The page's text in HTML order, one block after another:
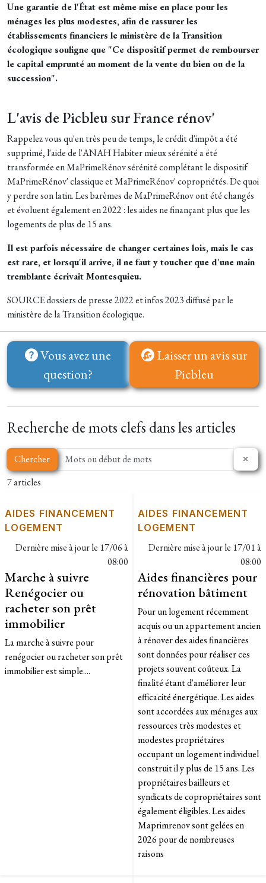
Une garantie de l'État est même mise en place pour les
ménages les plus modestes, afin de rassurer les
établissements financiers le ministère de la Transition
écologique souligne que "Ce dispositif permet de rembourser
le capital emprunté au moment de la vente du bien ou de la
succession".
L'avis de Picbleu sur France rénov'
Rappelez vous qu'en très peu de temps, le crédit d'impôt a été
supprimé, l'aide de l'ANAH Habiter mieux sérénité a été
transformée en MaPrimeRénov sérénité complétant le dispositif
MaPrimeRénov' classique et MaPrimeRénov' copropriétés. De quoi
y perdre son latin. Les barèmes de MaPrimeRénov ont été changés
et évoluent également en 2022 : les aides ne finançant plus que les
logements de plus de 15 ans.
Il est parfois nécessaire de changer certaines lois, mais le cas
est rare, et lorsqu'il arrive, il ne faut y toucher que d'une main
tremblante écrivait Montesquieu.
SOURCE dossiers de presse 2022 et infos 2023 diffusé par le
ministère de la Transition écologique.
Vous avez une
question?
Laisser un avis sur
Picbleu
Recherche de mots clefs dans les articles
Chercher
7 articles
AIDES FINANCEMENT
LOGEMENT
Dernière mise à jour le 17/06 à
08:00
Marche à suivre
Renégocier ou
racheter son prêt
immobilier
La marche à suivre pour
renégocier ou racheter son prêt
immobilier est simple....
AIDES FINANCEMENT
LOGEMENT
Dernière mise à jour le 17/01 à
08:00
Aides financières pour
rénovation bâtiment
Pour un logement récemment
acquis ou un appartement ancien
à rénover des aides financières
sont données pour réaliser ces
projets souvent coûteux. La
finalité étant d'améliorer leur
efficacité énergétique. Les aides
sont accordées aux ménages aux
ressources très modestes et
modestes propriétaires
occupant un logement individuel
construit il y plus de 15 ans. Les
propriétaires bailleurs et
syndicats de copropriétaires sont
également éligibles. Les aides
Maprimrenov sont gelées en
2026 pour de nombreuses
raisons